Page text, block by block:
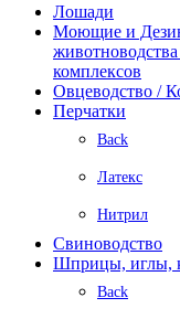
Лошади
Моющие и
комплексов
Овцеводство /
Перчатки
Back
Латекс
Нитрил
Свиноводство
Шприцы, иглы,
Back